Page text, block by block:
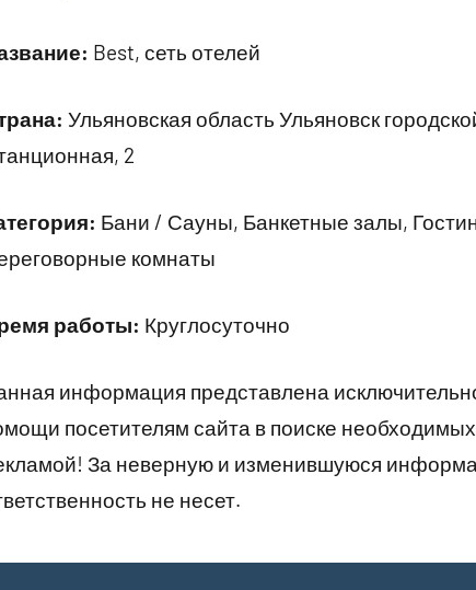
Best, сеть отелей
Ульяновская область Ульяновск
2
Бани / Сауны, Банкетные залы,
комнаты
работы: Круглосуточно
информация представлена
посетителям сайта в поиске
За неверную и изменившуюся
не несет.